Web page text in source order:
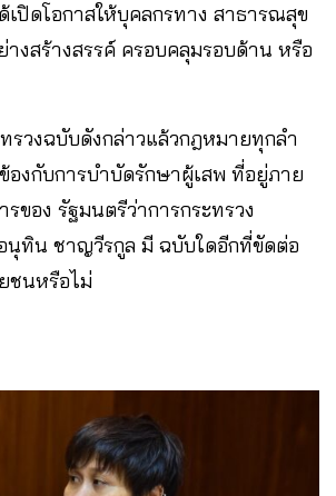
ปิดโอกาสให้บุคลกรทาง สาธารณสุข
างสร้างสรรค์ ครอบคลุมรอบด้าน หรือ
รวงฉบับดังกล่าวแล้วกฎหมายทุกลํา
องกับการบําบัดรักษาผู้เสพ ที่อยู่ภาย
ของ รัฐมนตรีว่าการกระทรวง
นุทิน ชาญวีรกูล มี ฉบับใดอีกที่ขัดต่อ
ชนหรือไม่